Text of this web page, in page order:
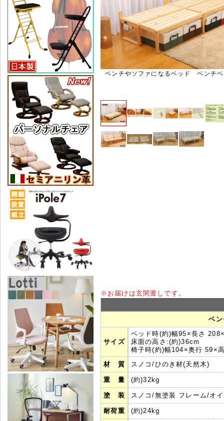
ベンチやソファになるベッド ベンチ
※ お届けは玄関渡しです。
ベ
サイズ
ベッド時(約)幅95 ×長さ 208
床面の高さ:(約)36cm
椅子時(約)幅104 ×奥行 59 ×
材 質
スノコ/ひのき材(天然木)
重 量 (約)32kg
塗 装 スノコ/無塗装 フレーム/オ
耐荷重 (約)24 kg